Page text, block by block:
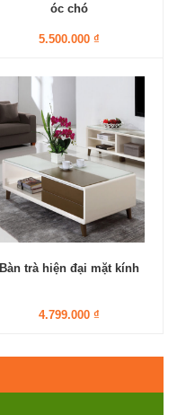
óc chó
5.500.000 ₫
Bàn trà hiện đại mặt kính
4.799.000 ₫